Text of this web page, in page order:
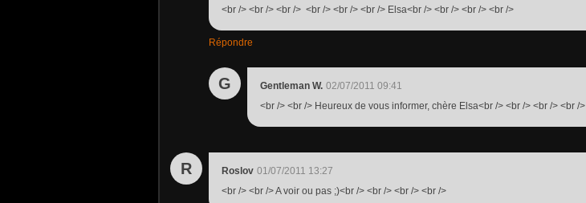
<br /> <br /> <br /> <br /> <br /> <br /> Elsa<br /> <br /> <br /> <br />
Répondre
G Gentleman W. 02/07/2011 09:41
<br /> <br /> Heureux de vous informer, chère Elsa<br /> <br /> <br /> <br />
R Roslov 01/07/2011 13:27
<br /> <br /> A voir ou pas ;)<br /> <br /> <br /> <br />